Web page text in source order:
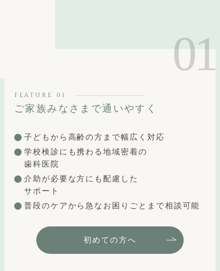
FEATURE
ご家族みなさまで通いやすく
子どもから高齢の方まで幅広く対応
学校検診にも携わる地域密着の
歯科医院
介助が必要な方にも配慮した
サポート
普段のケアから急なお困りごとまで相談可能
初めての方へ